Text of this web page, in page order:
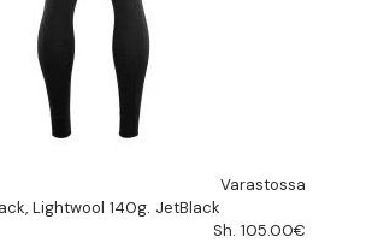
Varastossa
Lightwool 140g. JetBlack
Sh. 105.00€